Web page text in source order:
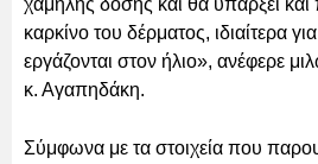
καρκίνο του δέρματος, ιδιαίτερα
εργάζονται στον ήλιο», ανέφερε
κ. Αγαπηδάκη.
Σύμφωνα με τα στοιχεία που